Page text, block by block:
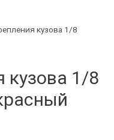
кузова 1/8
кузова 1/8